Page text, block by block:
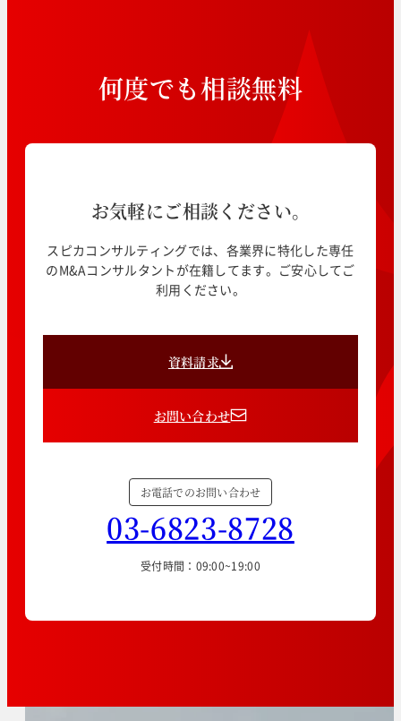
何度でも相談無料
お気軽にご相談ください。
スピカコンサルティングでは、各業界に特化した専任
のM&Aコンサルタントが在籍してます。ご安心してご
利用ください。
資料請求
お問い合わせ
お電話でのお問い合わせ
03-6823-8728
受付時間：09:00~19:00